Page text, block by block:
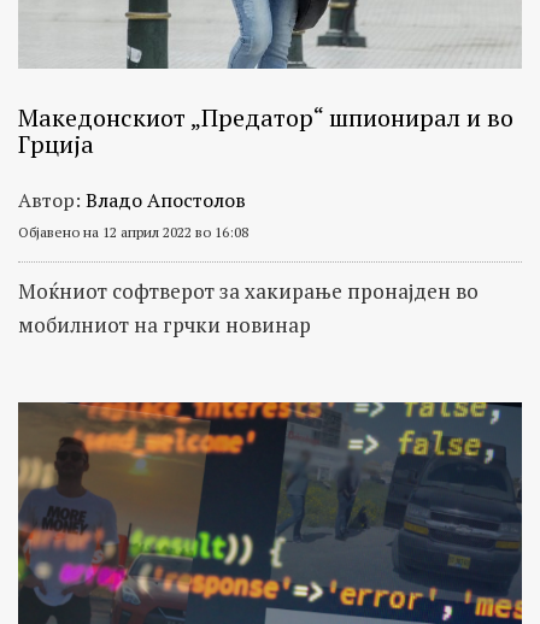
Македонскиот „Предатор“ шпионирал и во
Грција
Автор: Владо Апостолов
Објавено на 12 април 2022 во 16:08
Моќниот софтверот за хакирање пронајден во
мобилниот на грчки новинар